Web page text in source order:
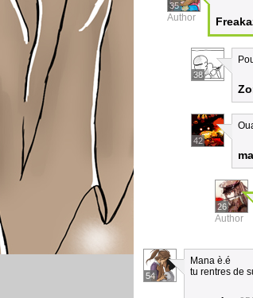
35
Author
38
42
26
Author
54
Mana è.é
tu rentres de